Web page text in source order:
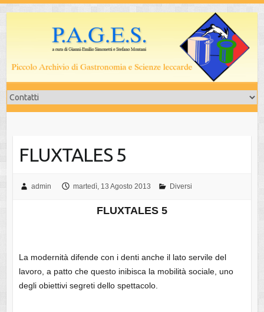
FLUXTALES 5
admin martedì, 13 Agosto 2013 Diversi
FLUXTALES 5
La modernità difende con i denti anche il lato servile del
lavoro, a patto che questo inibisca la mobilità sociale, uno
degli obiettivi segreti dello spettacolo.